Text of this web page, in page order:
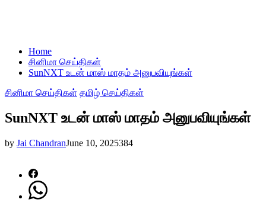
Home
சினிமா செய்திகள்
SunNXT உடன் மாஸ் மாதம் அனுபவியுங்கள்
சினிமா செய்திகள் தமிழ் செய்திகள்
SunNXT உடன் மாஸ் மாதம் அனுபவியுங்கள்
by Jai ChandranJune 10, 2025384